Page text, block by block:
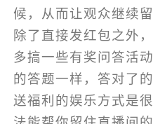
候，从而让观众继续
除了直接发红包之外
多搞一些有奖问答活
的答题一样，答对了
送福利的娱乐方式是